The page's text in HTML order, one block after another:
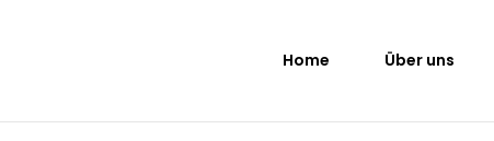
Home Über uns